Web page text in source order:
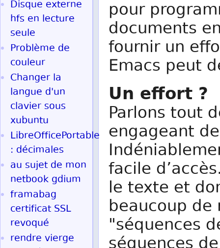
pour
documents
fournir un
Emacs peut
Un effort ?
Parlons tout
engageant
facile
le texte et
beaucoup
"séquences
Disque externe
hfs en lecture
seule
Problème de
couleur
Changer la
langue d'un
clavier sous
xubuntu
LibreOfficePortable
: décimales
au sujet de mon
netbook gdium
framabag
certificat SSL
revoqué
rendre vierge